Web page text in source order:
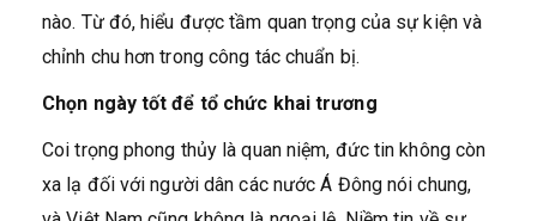
nào. Từ đó, hiểu được tầm quan trọng của sự kiện và
chỉnh chu hơn trong công tác chuẩn bị.
Chọn ngày tốt để tổ chức khai trương
Coi trọng phong thủy là quan niệm, đức tin không còn
xa lạ đối với người dân các nước Á Đông nói chung,